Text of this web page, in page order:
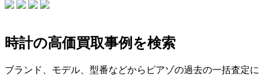
時計の高価買取事例を検索
ブランド、モデル、型番などからピアゾの過去の一括査定に